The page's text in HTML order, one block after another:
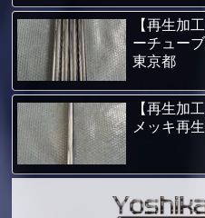
【再生加
ーチュー
東京都
【再生加
メッキ再